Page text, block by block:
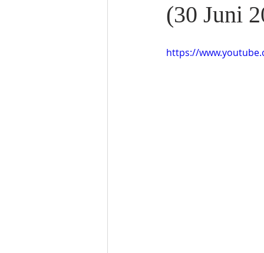
(30 Juni
https://